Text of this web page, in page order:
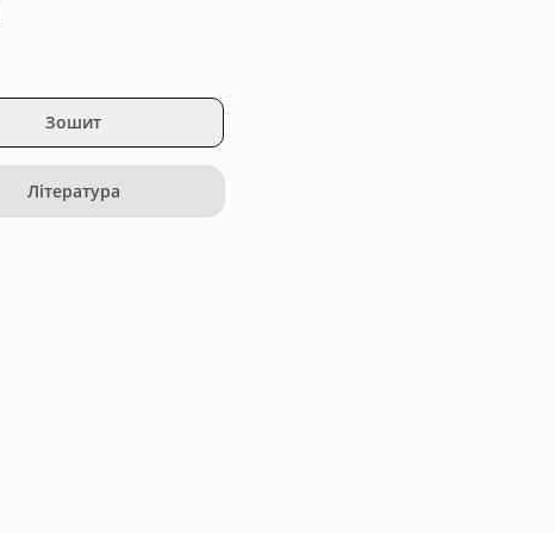
Зошит
Література